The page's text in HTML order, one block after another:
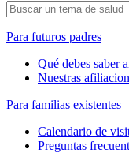
Para futuros padres
Qué debes saber
Nuestras
Para familias existentes
Calendario de
Preguntas